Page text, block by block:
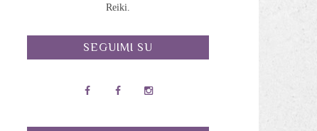
Reiki.
SEGUIMI SU